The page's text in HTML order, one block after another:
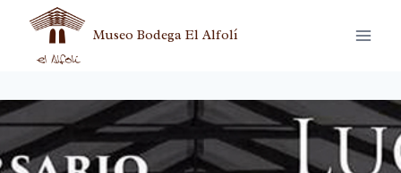
Museo Bodega El Alfolí